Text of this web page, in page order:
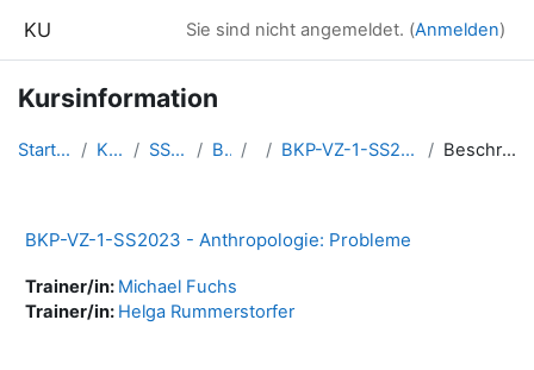
KU Sie sind nicht angemeldet. (Anmelden)
Kursinformation
Startseite Kurse SS2023 BKP 1 BKP-VZ-1-SS2023-ApPro Beschreibung
BKP-VZ-1-SS2023 - Anthropologie: Probleme
Trainer/in: Michael Fuchs
Trainer/in: Helga Rummerstorfer